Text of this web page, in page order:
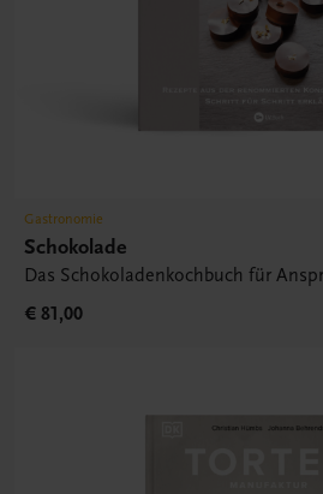
Gastronomie
Schokolade
Das Schokoladenkochbuch für
€ 81,00